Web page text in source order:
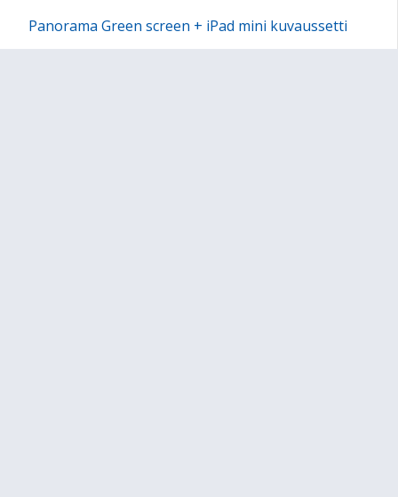
23:00
Panorama Green screen + iPad mini kuvaussetti